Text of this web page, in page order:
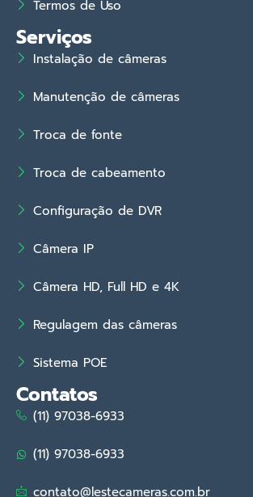
Termos de Uso
Serviços
Instalação de câmeras
Manutenção de câmeras
Troca de fonte
Troca de cabeamento
Configuração de DVR
Câmera IP
Câmera HD, Full HD e 4K
Regulagem das câmeras
Sistema POE
Contatos
(11) 97038-6933
(11) 97038-6933
contato@lestecameras.com.br